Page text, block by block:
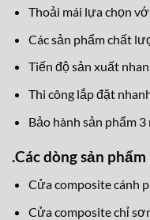
Thoải mái lựa chọn
Các sản phẩm chất
Tiến độ sản xuất
Thi công lắp đặt
Bảo hành sản phẩm
.Các dòng sản phẩm
Cửa composite cánh
Cửa composite chỉ